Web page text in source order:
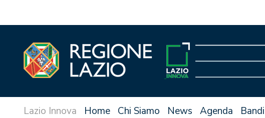
Home Chi Siamo News Agenda Bandi